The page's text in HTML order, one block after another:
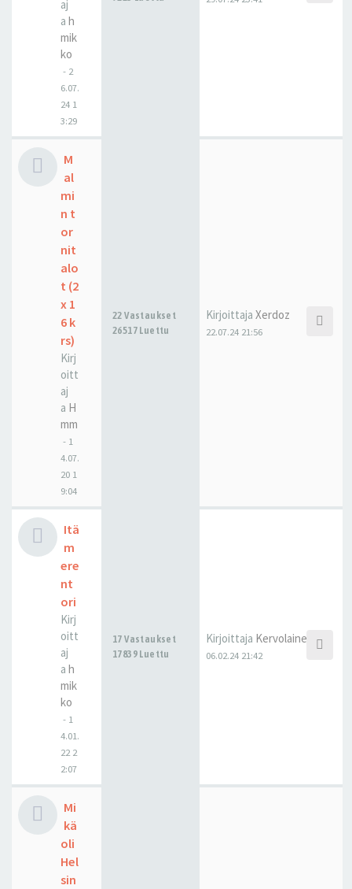
aj
a h
mik
ko
- 2
6.07.
24 1
3:29
M
al
mi
n t
or
nit
alo
t (2
x 1
6 k
rs)
Kirj
oitt
aj
a H
mm
- 1
4.07.
20 1
9:04
22 Vastaukset
26517 Luettu
Kirjoittaja Xerdoz
22.07.24 21:56
Itä
m
ere
nt
ori
Kirj
oitt
aj
a h
mik
ko
- 1
4.01.
22 2
2:07
17 Vastaukset
17839 Luettu
Kirjoittaja Kervolainen
06.02.24 21:42
Mi
kä
oli
Hel
sin